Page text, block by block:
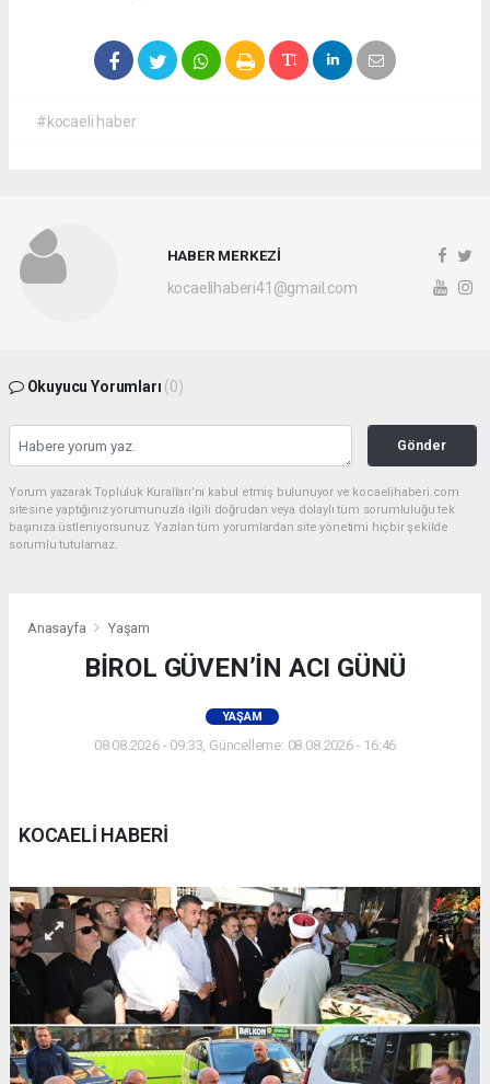
#kocaeli haber
HABER MERKEZİ
kocaelihaberi41@gmail.com
Okuyucu Yorumları (0)
Gönder
Yorum yazarak Topluluk Kuralları’nı kabul etmiş bulunuyor ve kocaelihaberi.com
sitesine yaptığınız yorumunuzla ilgili doğrudan veya dolaylı tüm sorumluluğu tek
başınıza üstleniyorsunuz. Yazılan tüm yorumlardan site yönetimi hiçbir şekilde
sorumlu tutulamaz.
Anasayfa Yaşam
BİROL GÜVEN’İN ACI GÜNÜ
YAŞAM
08.08.2026 - 09:33, Güncelleme: 08.08.2026 - 16:46
KOCAELİ HABERİ